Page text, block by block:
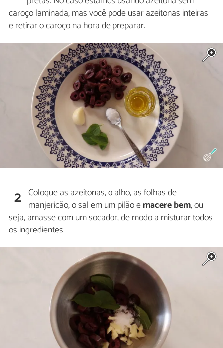
caroço laminada, mas você pode usar azeitonas inteiras
e retirar o caroço na hora de preparar.
2 Coloque as azeitonas, o alho, as folhas de
manjericão, o sal em um pilão emacere bem, ou
seja, amasse com um socador, de modo a misturar todos
os ingredientes.